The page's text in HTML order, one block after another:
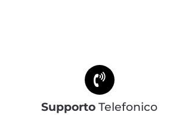
Supporto Telefonico